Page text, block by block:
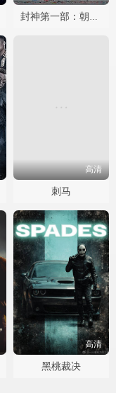
封神第一部：朝歌风云
高清
刺马
高清
黑桃裁决